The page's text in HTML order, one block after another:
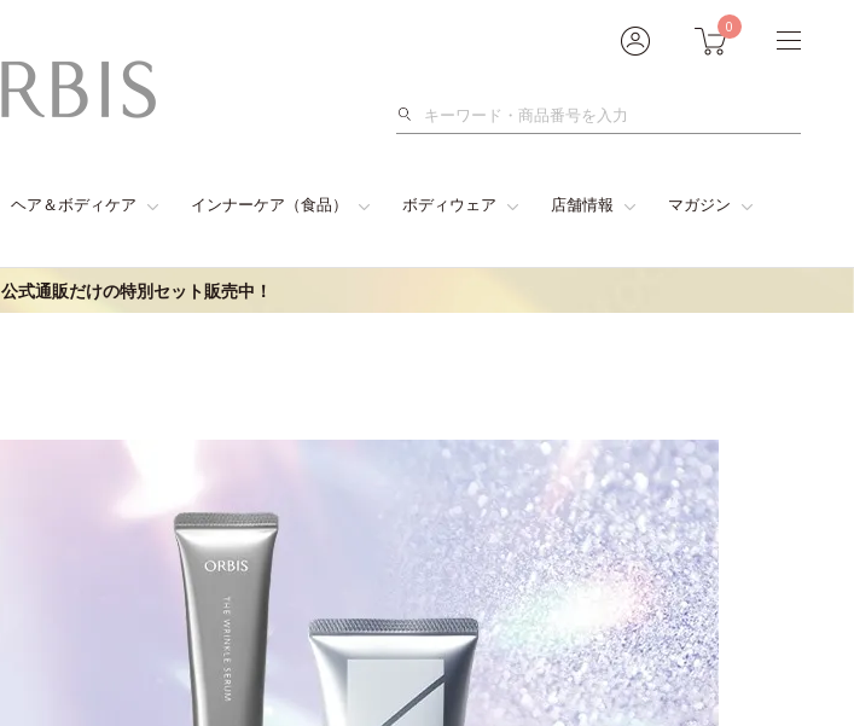
0
検
ヘア＆ボディケア インナーケア（食品） ボディウェア 店舗情報 マガジン
公式通販だけの特別セット販売中！